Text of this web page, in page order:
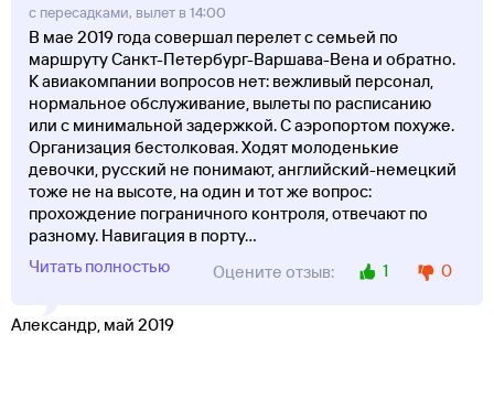
с пересадками, вылет в 14:00
В мае 2019 года совершал перелет с семьей по
маршруту Санкт-Петербург-Варшава-Вена и обратно.
К авиакомпании вопросов нет: вежливый персонал,
нормальное обслуживание, вылеты по расписанию
или с минимальной задержкой. С аэропортом похуже.
Организация бестолковая. Ходят молоденькие
девочки, русский не понимают, английский-немецкий
тоже не на высоте, на один и тот же вопрос:
прохождение пограничного контроля, отвечают по
разному. Навигация в порту...
Читать полностью
Оцените отзыв: 1 0
Александр, май 2019